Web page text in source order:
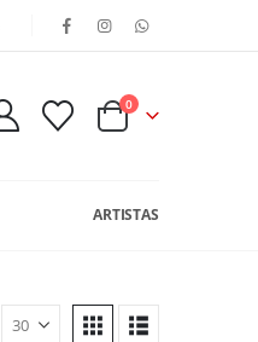
0
ARTISTAS